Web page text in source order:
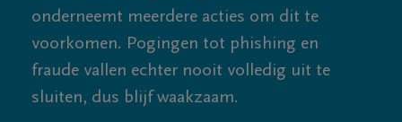
onderneemt meerdere acties om dit te
voorkomen. Pogingen tot phishing en
fraude vallen echter nooit volledig uit te
sluiten, dus blijf waakzaam.